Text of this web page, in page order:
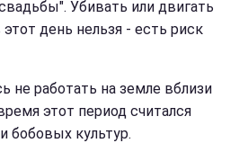
Убивать или двигать
день нельзя - есть риск
не работать на земле вблизи
этот период считался
бобовых культур.